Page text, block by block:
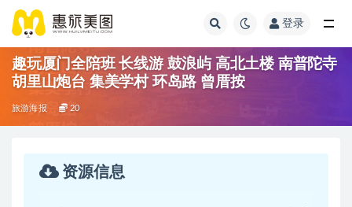
登录
趣玩厦门全陪班 长线游 鼓浪屿 高北土楼 南普陀寺
胡里山炮台 集美学村 环岛路 曾厝按
旅游海报 20
资源信息